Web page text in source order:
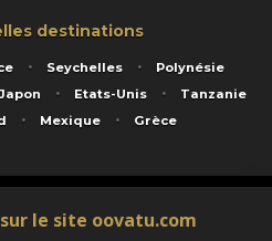
destinations
Seychelles
Polynésie
Japon Etats-Unis
Tanzanie
Mexique Grèce
rue Georges Picquart 75017 Paris - S.A.S
Paris B 423 671 973 - Code APE 7911Z
le site oovatu.com